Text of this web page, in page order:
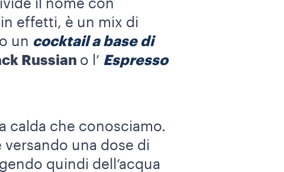
il nome con
effetti, è un mix di
un cocktail a base di
Russian o l’ Espresso
calda che conosciamo.
una dose di
quindi dell’acqua